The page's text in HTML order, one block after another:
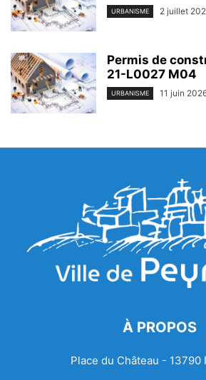
URBANISME 2 juillet
Permis de
21-L0027 M04
URBANISME 11 juin
À PROPOS
Place du Château - 13790